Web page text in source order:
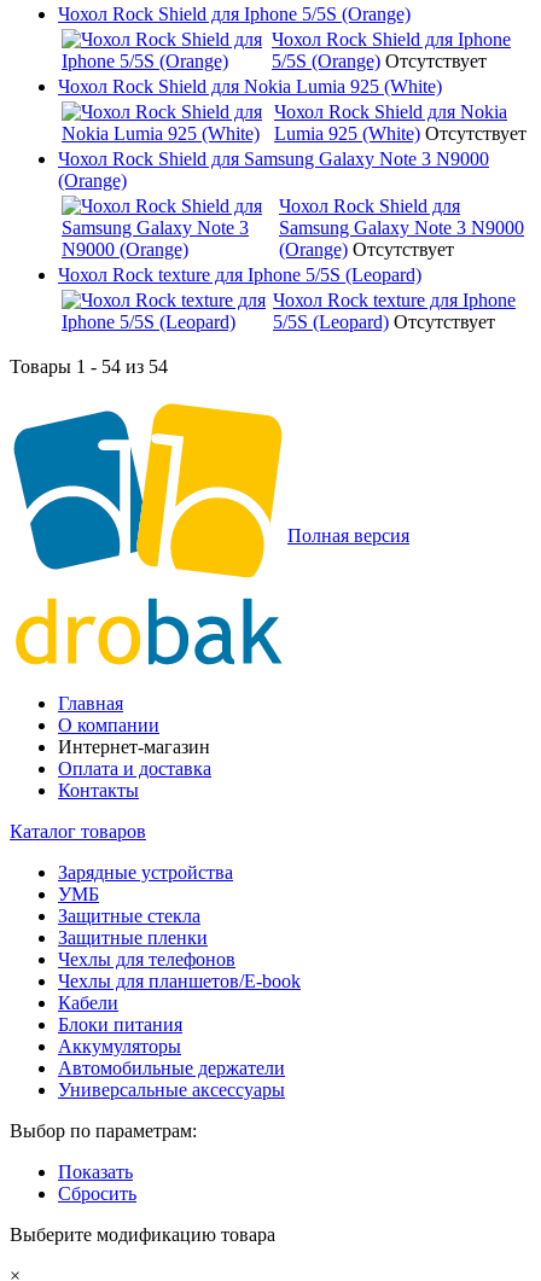
Чохол Rock Shield для Iphone 5/5S (Orange)
Чохол Rock Shield для Iphone
5/5S (Orange) Отсутствует
Чохол Rock Shield для Nokia Lumia 925 (White)
Чохол Rock Shield для Nokia
Lumia 925 (White) Отсутствует
Чохол Rock Shield для Samsung Galaxy Note 3 N9000
(Orange)
Чохол Rock Shield для
Samsung Galaxy Note 3 N9000
(Orange) Отсутствует
Чохол Rock texture для Iphone 5/5S (Leopard)
Чохол Rock texture для Iphone
5/5S (Leopard) Отсутствует
Товары 1 - 54 из 54
Полная версия
Главная
О компании
Интернет-магазин
Оплата и доставка
Контакты
Каталог товаров
Зарядные устройства
УМБ
Защитные стекла
Защитные пленки
Чехлы для телефонов
Чехлы для планшетов/E-book
Кабели
Блоки питания
Аккумуляторы
Автомобильные держатели
Универсальные аксессуары
Выбор по параметрам:
Показать
Сбросить
Выберите модификацию товара
×